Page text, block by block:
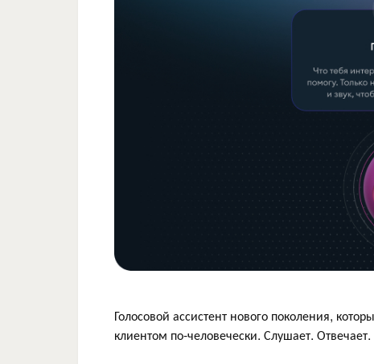
Голосовой ассистент нового поколения,
клиентом по-человечески. Слушает.